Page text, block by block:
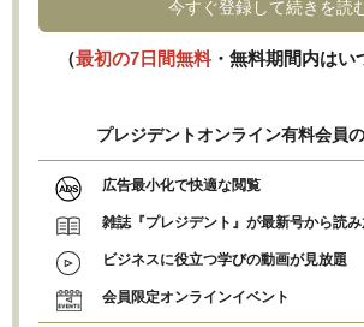
今すぐ登録して続きを読
（最初の7日間無料・無料期間内はい
プレジデントオンライン有料会員
広告最小化で快適な閲覧
雑誌『プレジデント』が最新号から読
ビジネスに役立つ学びの動画が見放題
会員限定オンラインイベント